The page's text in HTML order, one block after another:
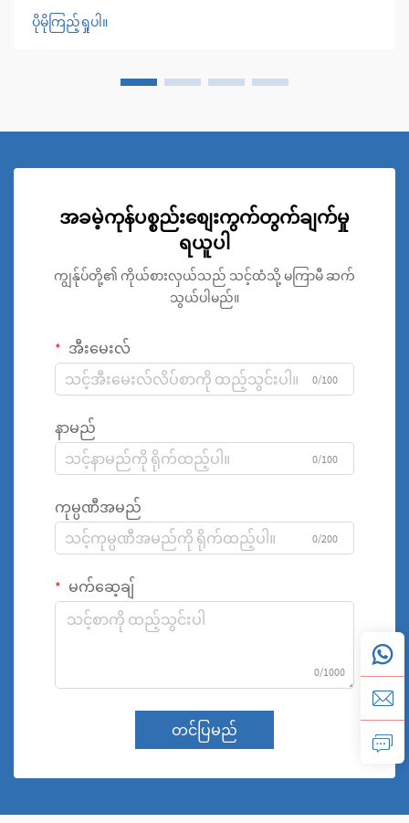
မှု၏ အဓိကအချက်ဖြစ်ပါသည်။ ဤရှုပ်ထွေးသောစနစ်များ၏
ဗဟိုချက်တွင်...
ပိုမိုကြည့်ရှုပါ။
အခမဲ့ကုန်ပစ္စည်းစျေးကွက်တွက်ချက်မှု
ရယူပါ
ကျွန်ုပ်တို့၏ ကိုယ်စားလှယ်သည် သင့်ထံသို့ မကြာမီ ဆက်
သွယ်ပါမည်။
အီးမေးလ်
0/100
နာမည်
0/100
ကုမ္ပဏီအမည်
0/200
မက်ဆေ့ချ်
0/1000
တင်ပြမည်